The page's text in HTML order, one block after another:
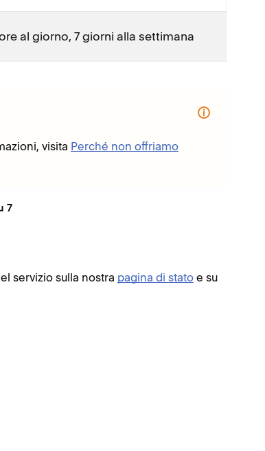
al giorno, 7 giorni alla settimana
visita Perché non offriamo
7
servizio sulla nostra pagina di stato e su